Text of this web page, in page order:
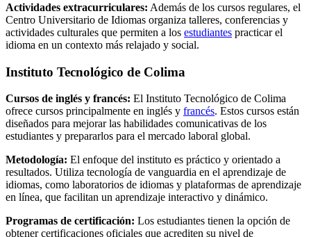
Actividades extracurriculares: Además de los cursos regulares, el
Centro Universitario de Idiomas organiza talleres, conferencias y
actividades culturales que permiten a los estudiantes practicar el
idioma en un contexto más relajado y social.
Instituto Tecnológico de Colima
Cursos de inglés y francés: El Instituto Tecnológico de Colima
ofrece cursos principalmente en inglés y francés. Estos cursos están
diseñados para mejorar las habilidades comunicativas de los
estudiantes y prepararlos para el mercado laboral global.
Metodología: El enfoque del instituto es práctico y orientado a
resultados. Utiliza tecnología de vanguardia en el aprendizaje de
idiomas, como laboratorios de idiomas y plataformas de aprendizaje
en línea, que facilitan un aprendizaje interactivo y dinámico.
Programas de certificación: Los estudiantes tienen la opción de
obtener certificaciones oficiales que acrediten su nivel de